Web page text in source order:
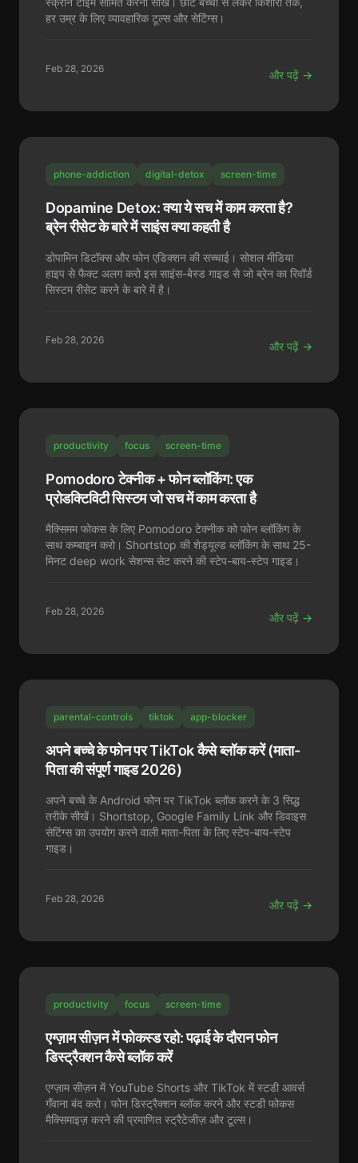
हर उम्र के लिए व्यावहारिक टूल्स और सेटिंग्स।
Feb 28, 2026 और पढ़ें →
phone-addiction digital-detox screen-time
Dopamine Detox: क्या ये सच में काम करता है?
ब्रेन रीसेट के बारे में साइंस क्या कहती है
डोपामिन डिटॉक्स और फोन एडिक्शन की सच्चाई। सोशल मीडिया
हाइप से फैक्ट अलग करो इस साइंस-बेस्ड गाइड से जो ब्रेन का रिवॉर्ड
सिस्टम रीसेट करने के बारे में है।
Feb 28, 2026 और पढ़ें →
productivity focus screen-time
Pomodoro टेक्नीक + फोन ब्लॉकिंग: एक
प्रोडक्टिविटी सिस्टम जो सच में काम करता है
मैक्सिमम फोकस के लिए Pomodoro टेक्नीक को फोन ब्लॉकिंग के
साथ कम्बाइन करो। Shortstop की शेड्यूल्ड ब्लॉकिंग के साथ 25-
मिनट deep work सेशन्स सेट करने की स्टेप-बाय-स्टेप गाइड।
Feb 28, 2026 और पढ़ें →
parental-controls tiktok app-blocker
अपने बच्चे के फोन पर TikTok कैसे ब्लॉक करें (माता-
पिता की संपूर्ण गाइड 2026)
अपने बच्चे के Android फोन पर TikTok ब्लॉक करने के 3 सिद्ध
तरीके सीखें। Shortstop, Google Family Link और डिवाइस
सेटिंग्स का उपयोग करने वाली माता-पिता के लिए स्टेप-बाय-स्टेप
गाइड।
Feb 28, 2026 और पढ़ें →
productivity focus screen-time
एग्ज़ाम सीज़न में फोकस्ड रहो: पढ़ाई के दौरान फोन
डिस्ट्रैक्शन कैसे ब्लॉक करें
एग्ज़ाम सीज़न में YouTube Shorts और TikTok में स्टडी आवर्स
गँवाना बंद करो। फोन डिस्ट्रैक्शन ब्लॉक करने और स्टडी फोकस
मैक्सिमाइज़ करने की प्रमाणित स्ट्रैटेजीज़ और टूल्स।